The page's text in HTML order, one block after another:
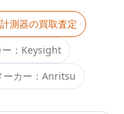
測器の買取査定
： Keysight
カー： Anritsu